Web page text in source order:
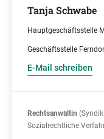
Tanja Schwabe
Hauptgeschäftsstelle
Geschäftsstelle
E-Mail schreiben
Rechtsanwältin
Sozialrechtliche